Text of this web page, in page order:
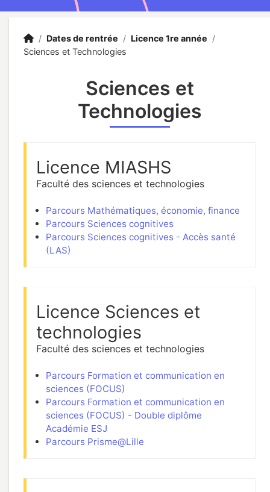
Accueil
Accueil
/ Dates de rentrée / Licence 1re année /
Sciences et Technologies
Sciences et
Technologies
Licence MIASHS
Faculté des sciences et technologies
Parcours Mathématiques, économie, finance
Parcours Sciences cognitives
Parcours Sciences cognitives - Accès santé
(LAS)
Licence Sciences et
technologies
Faculté des sciences et technologies
Parcours Formation et communication en
sciences (FOCUS)
Parcours Formation et communication en
sciences (FOCUS) - Double diplôme
Académie ESJ
Parcours Prisme@Lille